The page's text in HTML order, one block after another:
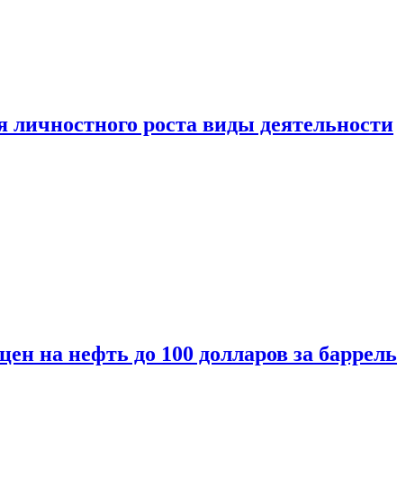
роста виды деятельности
на нефть до 100 долларов за баррель